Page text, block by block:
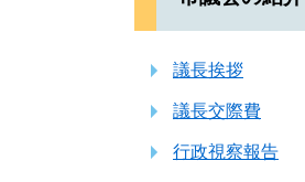
議長挨拶
議長交際費
行政視察報告